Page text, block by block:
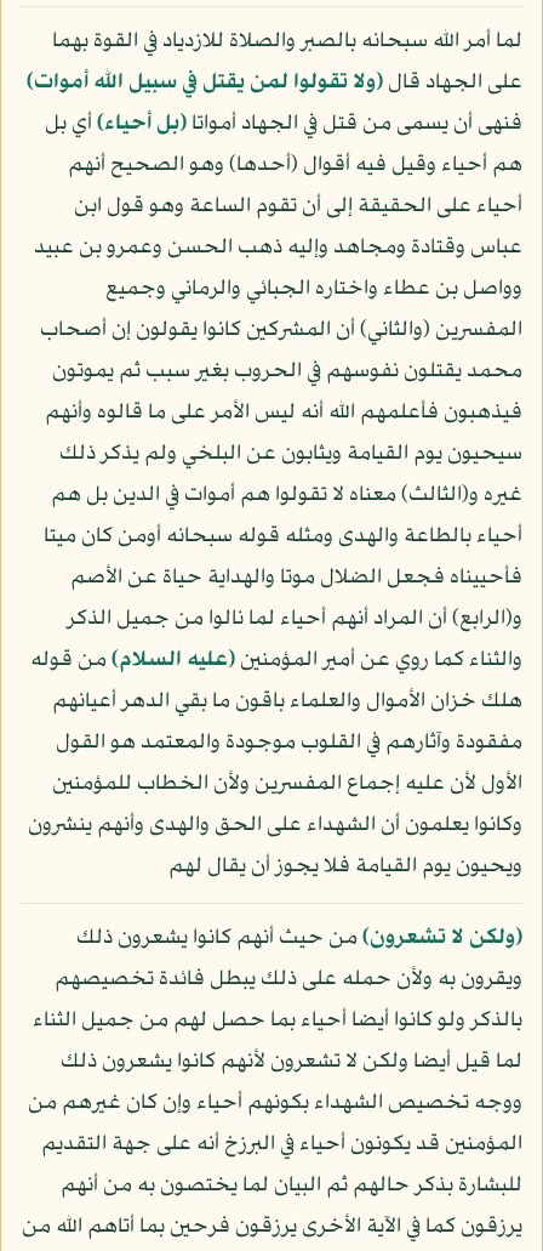
لما أمر الله سبحانه بالصبر والصلاة للازدياد في القوة بهما
على الجهاد قال﴿ولا تقولوا لمن يقتل في سبيل الله أموات﴾
فنهى أن يسمى من قتل في الجهاد أمواتا﴿بل أحياء﴾أي بل
هم أحياء وقيل فيه أقوال (أحدها) وهو الصحيح أنهم
أحياء على الحقيقة إلى أن تقوم الساعة وهو قول ابن
عباس وقتادة ومجاهد وإليه ذهب الحسن وعمرو بن عبيد
وواصل بن عطاء واختاره الجبائي والرماني وجميع
المفسرين (والثاني) أن المشركين كانوا يقولون إن أصحاب
محمد يقتلون نفوسهم في الحروب بغير سبب ثم يموتون
فيذهبون فأعلمهم الله أنه ليس الأمر على ما قالوه وأنهم
سيحيون يوم القيامة ويثابون عن البلخي ولم يذكر ذلك
غيره و(الثالث) معناه لا تقولوا هم أموات في الدين بل هم
أحياء بالطاعة والهدى ومثله قوله سبحانه أومن كان ميتا
فأحييناه فجعل الضلال موتا والهداية حياة عن الأصم
و(الرابع) أن المراد أنهم أحياء لما نالوا من جميل الذكر
والثناء كما روي عن أمير المؤمنين(عليه السلام)من قوله
هلك خزان الأموال والعلماء باقون ما بقي الدهر أعيانهم
مفقودة وآثارهم في القلوب موجودة والمعتمد هو القول
الأول لأن عليه إجماع المفسرين ولأن الخطاب للمؤمنين
وكانوا يعلمون أن الشهداء على الحق والهدى وأنهم ينشرون
ويحيون يوم القيامة فلا يجوز أن يقال لهم
﴿ولكن لا تشعرون﴾من حيث أنهم كانوا يشعرون ذلك
ويقرون به ولأن حمله على ذلك يبطل فائدة تخصيصهم
بالذكر ولو كانوا أيضا أحياء بما حصل لهم من جميل الثناء
لما قيل أيضا ولكن لا تشعرون لأنهم كانوا يشعرون ذلك
ووجه تخصيص الشهداء بكونهم أحياء وإن كان غيرهم من
المؤمنين قد يكونون أحياء في البرزخ أنه على جهة التقديم
للبشارة بذكر حالهم ثم البيان لما يختصون به من أنهم
يرزقون كما في الآية الأخرى يرزقون فرحين بما أتاهم الله من